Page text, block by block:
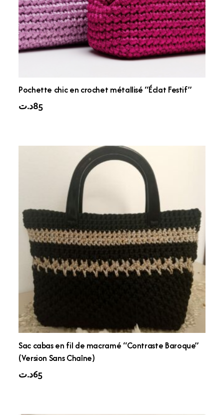
Pochette chic en crochet métallisé “Éclat Festif”
85د.ت
Sac cabas en fil de macramé “Contraste Baroque”
(Version Sans Chaîne)
65د.ت